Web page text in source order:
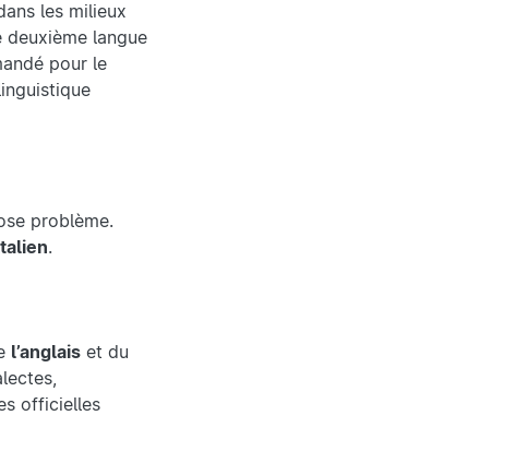
les milieux
deuxième langue
pour le
problème.
.
l’anglais et du
officielles